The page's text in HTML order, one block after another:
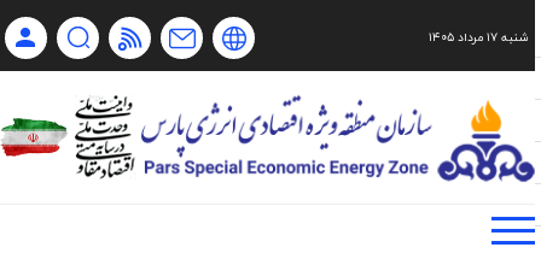
فا Ru Ch
شنبه ۱۷ مرداد ۱۴۰۵